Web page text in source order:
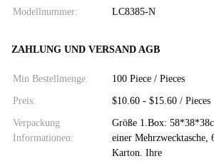
Modellnummer: LC8385-N
ZAHLUNG UND VERSAND AGB
Min Bestellmenge: 100 Piece / Pieces
Preis: $10.60 - $15.60 / Pieces
Verpackung
Informationen:
Größe 1.Box:
einer Mehrzwecktasche,
Karton. Ihre